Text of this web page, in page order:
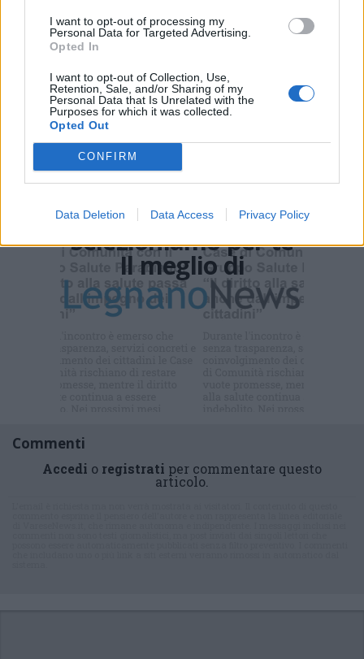
I want to opt-out of processing my
Personal Data for Targeted Advertising.
Opted In
I want to opt-out of Collection, Use,
Retention, Sale, and/or Sharing of my
Personal Data that Is Unrelated with the
Purposes for which it was collected.
Opted Out
CONFIRM
Data Deletion Data Access Privacy Policy
PIÙ INFORMAZIONI SU
varese
LEGGI GLI ALTRI ARTICOLI DI
Selezioniamo per te
Il meglio di
Commenti
Accedi o registrati per commentare questo
articolo.